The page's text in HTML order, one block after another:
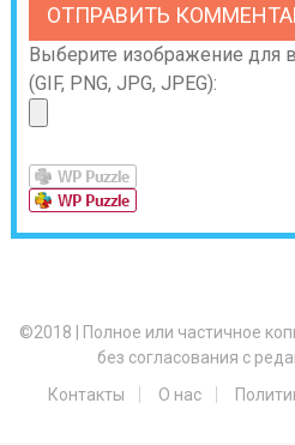
Выберите изображение для
(GIF, PNG, JPG, JPEG):
©2018
Полное или частичное
без согласования с
Контакты
О нас